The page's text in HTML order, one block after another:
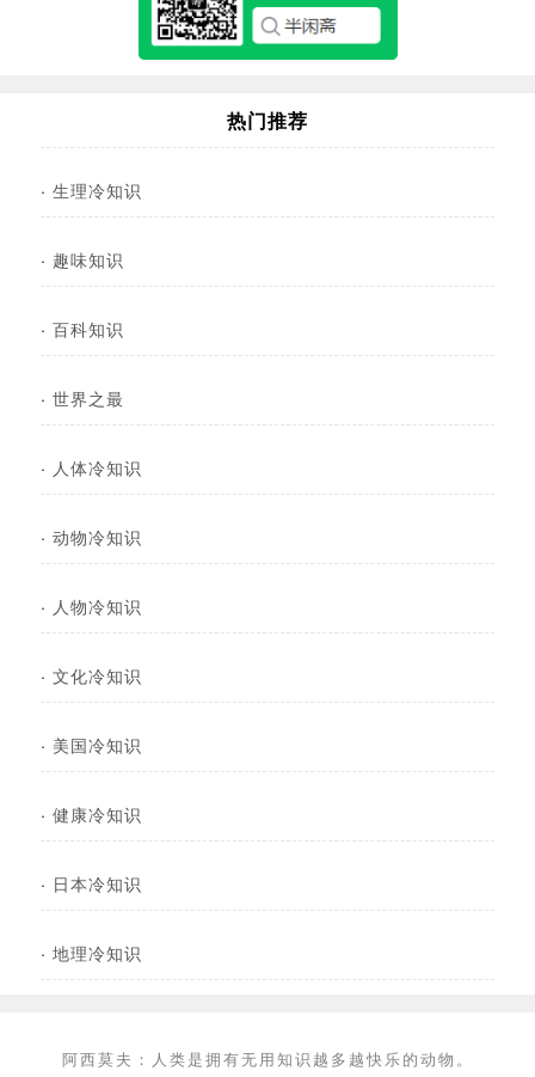
热门推荐
· 生理冷知识
· 趣味知识
· 百科知识
· 世界之最
· 人体冷知识
· 动物冷知识
· 人物冷知识
· 文化冷知识
· 美国冷知识
· 健康冷知识
· 日本冷知识
· 地理冷知识
阿西莫夫：人类是拥有无用知识越多越快乐的动物。